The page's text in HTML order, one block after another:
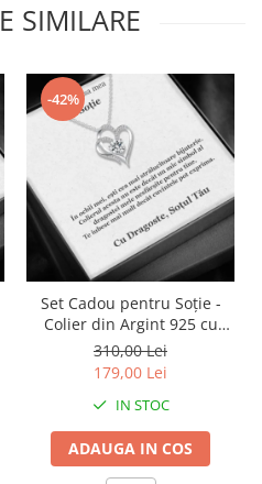
SIMILARE
-42%
Set Cadou pentru Soție -
Colier din Argint 925 cu
Pandantiv Inima Eternă,
placat cu rodiu, în Cutie
Elegantă cu Mesaj
Personalizat
310,00 Lei
179,00 Lei
IN STOC
ADAUGA IN COS